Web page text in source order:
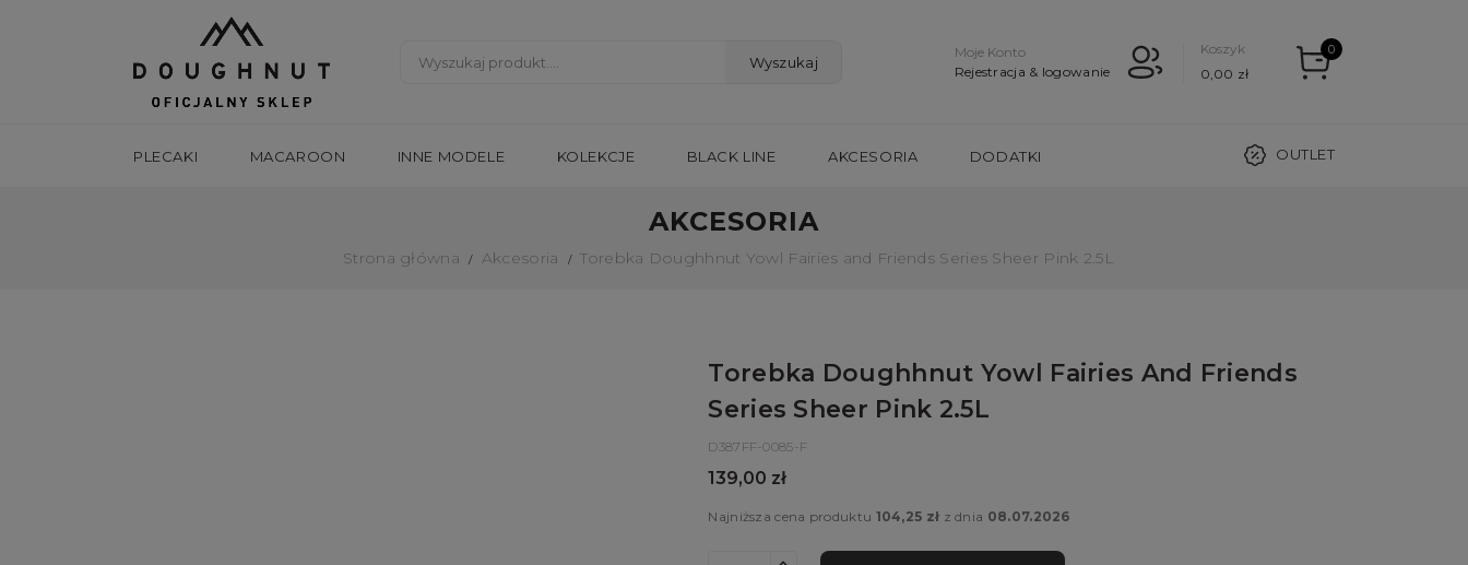
Koszyk
0,00 zł
0
Moje Konto
Rejestracja & logowanie
Wyszukaj
PLECAKI MACAROON INNE MODELE KOLEKCJE BLACK LINE AKCESORIA DODATKI OUTLET
AKCESORIA
Strona główna Akcesoria Torebka Doughhnut Yowl Fairies and Friends Series Sheer Pink 2.5L
Torebka Doughhnut Yowl Fairies And Friends
Series Sheer Pink 2.5L
D387FF-0085-F
139,00 zł
Najniższa cena produktu 104,25 zł z dnia 08.07.2026